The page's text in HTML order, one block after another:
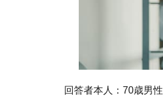
回答者本人：70歳男性